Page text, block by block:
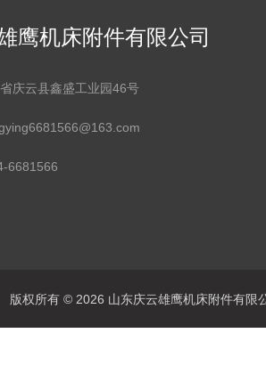
鹰机床附件有限公司
庆云县鑫盛工业园46号
6681566
版权所有 © 2026 山东庆云雄鹰机床附件有